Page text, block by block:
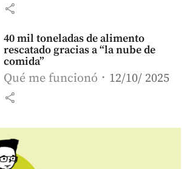
share
40 mil toneladas de alimento
rescatado gracias a “la nube de
comida”
Qué me funcionó 12/10/ 2025
share